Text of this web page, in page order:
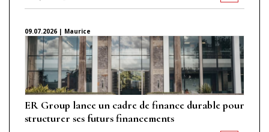
09.07.2026 | Maurice
ER Group lance un cadre de finance durable pour
structurer ses futurs financements